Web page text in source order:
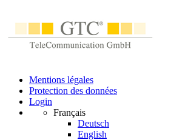
Mentions légales
Protection des données
Login
Français
Deutsch
English